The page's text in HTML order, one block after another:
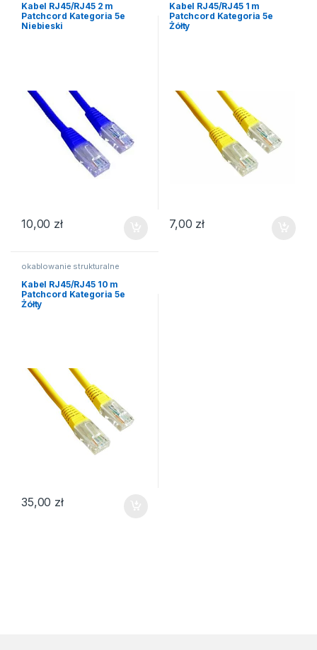
Kabel RJ45/RJ45 2 m
Patchcord Kategoria 5e
Niebieski
10,00 zł
Kabel RJ45/RJ45 1 m
Patchcord Kategoria 5e
Żółty
7,00 zł
okablowanie strukturalne
Kabel RJ45/RJ45 10 m
Patchcord Kategoria 5e
Żółty
35,00 zł